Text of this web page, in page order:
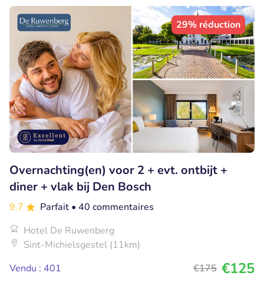
29% réduction
Overnachting(en) voor 2 + evt. ontbijt +
diner + vlak bij Den Bosch
9.7 Parfait • 40 commentaires
Hotel De Ruwenberg
Sint-Michielsgestel (11km)
Vendu : 401
€175 €125